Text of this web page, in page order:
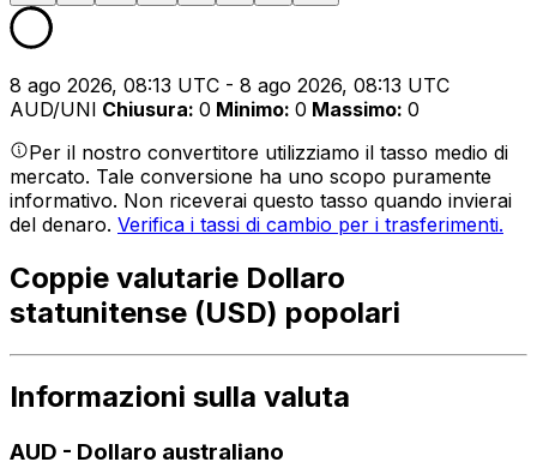
8 ago 2026, 08:13 UTC - 8 ago 2026, 08:13 UTC
AUD/UNI Chiusura: 0 Minimo: 0 Massimo: 0
Per il nostro convertitore utilizziamo il tasso medio di
mercato. Tale conversione ha uno scopo puramente
informativo. Non riceverai questo tasso quando invierai
del denaro. Verifica i tassi di cambio per i trasferimenti.
Coppie valutarie Dollaro
statunitense (USD) popolari
Informazioni sulla valuta
AUD - Dollaro australiano